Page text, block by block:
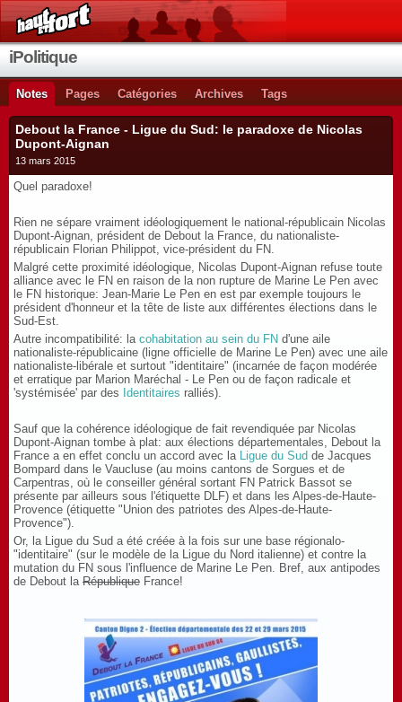
iPolitique
Notes Pages Catégories Archives Tags
Debout la France - Ligue du Sud: le paradoxe de Nicolas
Dupont-Aignan
13 mars 2015
Quel paradoxe!
Rien ne sépare vraiment idéologiquement le national-républicain Nicolas
Dupont-Aignan, président de Debout la France, du nationaliste-
républicain Florian Philippot, vice-président du FN.
Malgré cette proximité idéologique, Nicolas Dupont-Aignan refuse toute
alliance avec le FN en raison de la non rupture de Marine Le Pen avec
le FN historique: Jean-Marie Le Pen en est par exemple toujours le
président d'honneur et la tête de liste aux différentes élections dans le
Sud-Est.
Autre incompatibilité: la cohabitation au sein du FN d'une aile
nationaliste-républicaine (ligne officielle de Marine Le Pen) avec une aile
nationaliste-libérale et surtout "identitaire" (incarnée de façon modérée
et erratique par Marion Maréchal - Le Pen ou de façon radicale et
'systémisée' par des Identitaires ralliés).
Sauf que la cohérence idéologique de fait revendiquée par Nicolas
Dupont-Aignan tombe à plat: aux élections départementales, Debout la
France a en effet conclu un accord avec la Ligue du Sud de Jacques
Bompard dans le Vaucluse (au moins cantons de Sorgues et de
Carpentras, où le conseiller général sortant FN Patrick Bassot se
présente par ailleurs sous l'étiquette DLF) et dans les Alpes-de-Haute-
Provence (étiquette "Union des patriotes des Alpes-de-Haute-
Provence").
Or, la Ligue du Sud a été créée à la fois sur une base régionalo-
"identitaire" (sur le modèle de la Ligue du Nord italienne) et contre la
mutation du FN sous l'influence de Marine Le Pen. Bref, aux antipodes
de Debout la République France!